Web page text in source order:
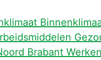
Brabant